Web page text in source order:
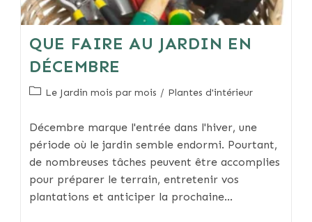
QUE FAIRE AU JARDIN EN
DÉCEMBRE
PostLe Jardin mois par mois / Plantes d'intérieur
Décembre marque l'entrée dans l'hiver, une
période où le jardin semble endormi. Pourtant,
de nombreuses tâches peuvent être accomplies
pour préparer le terrain, entretenir vos
plantations et anticiper la prochaine…